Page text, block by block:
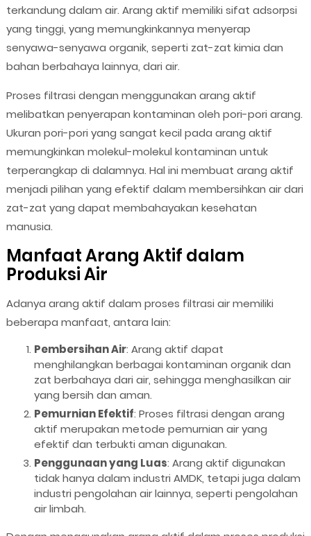
terkandung dalam air. Arang aktif memiliki sifat adsorpsi
yang tinggi, yang memungkinkannya menyerap
senyawa-senyawa organik, seperti zat-zat kimia dan
bahan berbahaya lainnya, dari air.
Proses filtrasi dengan menggunakan arang aktif
melibatkan penyerapan kontaminan oleh pori-pori arang.
Ukuran pori-pori yang sangat kecil pada arang aktif
memungkinkan molekul-molekul kontaminan untuk
terperangkap di dalamnya. Hal ini membuat arang aktif
menjadi pilihan yang efektif dalam membersihkan air dari
zat-zat yang dapat membahayakan kesehatan
manusia.
Manfaat Arang Aktif dalam
Produksi Air
Adanya arang aktif dalam proses filtrasi air memiliki
beberapa manfaat, antara lain:
Pembersihan Air: Arang aktif dapat
menghilangkan berbagai kontaminan organik dan
zat berbahaya dari air, sehingga menghasilkan air
yang bersih dan aman.
Pemurnian Efektif: Proses filtrasi dengan arang
aktif merupakan metode pemurnian air yang
efektif dan terbukti aman digunakan.
Penggunaan yang Luas: Arang aktif digunakan
tidak hanya dalam industri AMDK, tetapi juga dalam
industri pengolahan air lainnya, seperti pengolahan
air limbah.